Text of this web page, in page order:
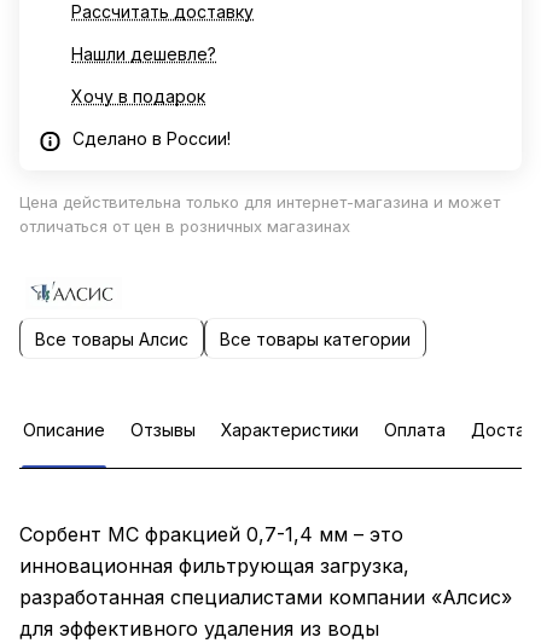
Рассчитать доставку
Нашли дешевле?
Хочу в подарок
Сделано в России!
Цена действительна только для интернет-магазина и может
отличаться от цен в розничных магазинах
Все товары Алсис Все товары категории
Описание Отзывы Характеристики Оплата
Сорбент МС фракцией 0,7-1,4 мм – это
инновационная фильтрующая загрузка,
разработанная специалистами компании «Алсис»
для эффективного удаления из воды